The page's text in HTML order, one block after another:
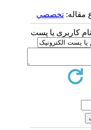
تخصصي
کاربری یا پست